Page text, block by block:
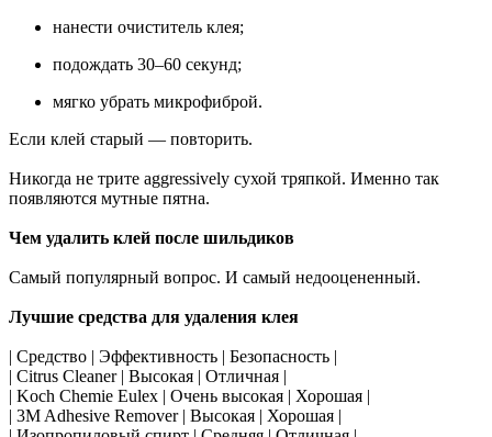
нанести очиститель клея;
подождать 30–60 секунд;
мягко убрать микрофиброй.
Если клей старый — повторить.
Никогда не трите aggressively сухой тряпкой. Именно так
появляются мутные пятна.
Чем удалить клей после шильдиков
Самый популярный вопрос. И самый недооцененный.
Лучшие средства для удаления клея
| Средство | Эффективность | Безопасность |
| Citrus Cleaner | Высокая | Отличная |
| Koch Chemie Eulex | Очень высокая | Хорошая |
| 3M Adhesive Remover | Высокая | Хорошая |